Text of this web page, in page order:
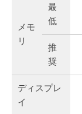
メモ
リ
最
低
推
奨
ディスプレ
イ